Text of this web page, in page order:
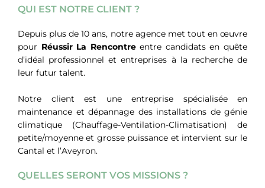
QUI EST NOTRE CLIENT ?
Depuis plus de 10 ans, notre agence met tout en œuvre
pour Réussir La Rencontreentre candidats en quête
d’idéal professionnel etentreprises à la recherche de
leur futur talent.
Notre client est une entreprise spécialisée en
maintenance et dépannage des installations de génie
climatique (Chauffage-Ventilation-Climatisation) de
petite/moyenne et grosse puissance et intervient sur le
Cantal et l’Aveyron.
QUELLES SERONT VOS MISSIONS ?